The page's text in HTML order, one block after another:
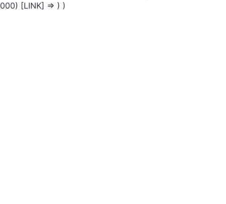
000) [LINK] => ) )